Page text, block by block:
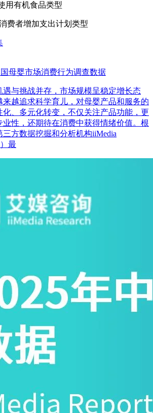
用有机食品类型
费者增加支出计划类型
母婴市场消费行为调查数据
遇与挑战并存，市场规模呈稳定增长态
越追求科学育儿，对母婴产品和服务的
化、多元化转变，不仅关注产品功能，更
性，还期待在消费中获得情绪价值。根
方数据挖掘和分析机构iiMedia
最